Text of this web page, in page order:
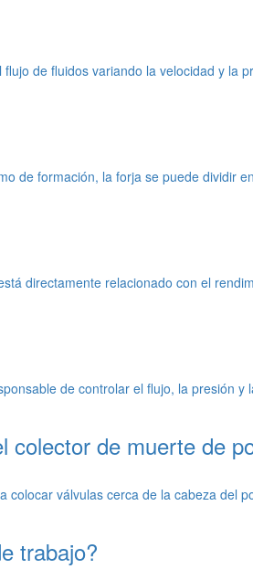
de fluidos variando la velocidad y la
de formación, la forja se puede dividir
directamente relacionado con el
de controlar el flujo, la presión
colector de muerte de
válvulas cerca de la cabeza del
trabajo?